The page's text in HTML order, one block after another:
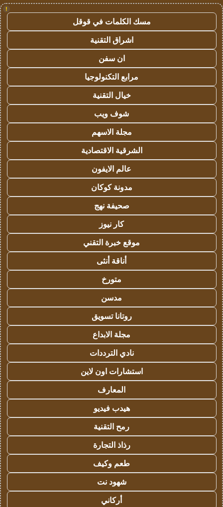
!
مسك الكلمات في قوقل
اشراق التقنية
ان سفن
مرابع التكنولوجيا
خيال التقنية
شوف ويب
مجلة الاسهم
الشرقية الاقتصادية
عالم الايفون
مدونة كوكان
صحيفة نهج
كار نيوز
موقع خبرة التقني
أناقة أنثى
متورخ
مدسن
روتانا تسويق
مجلة الابداع
نادي الترددات
استشارات اون لاين
المعارف
هيدب فيديو
رمح التقنية
رذاذ التجارة
طعم وكيف
شهود نت
أركاني